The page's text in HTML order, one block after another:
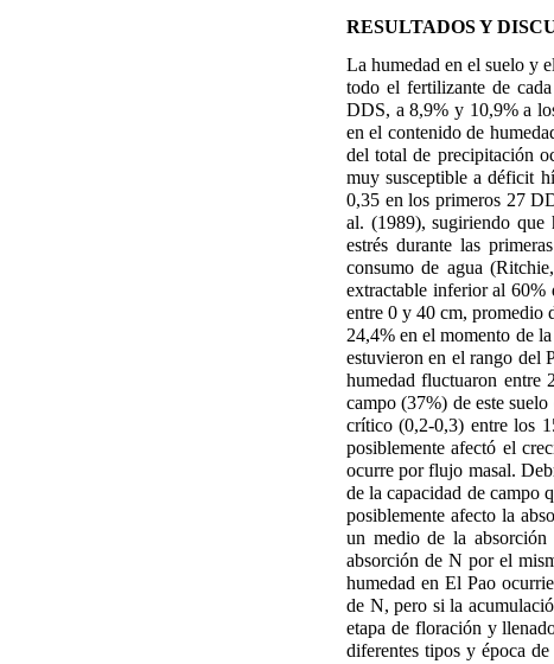
RESULTADOS Y
La humedad en el suelo y
todo el fertilizante de
DDS, a 8,9% y 10,9% a
en el contenido de
del total de precipitación
muy susceptible a déficit
0,35 en los primeros 27
al. (1989), sugiriendo que
estrés durante las
consumo de agua
extractable inferior al 60%
entre 0 y 40 cm, promedio
24,4% en el momento de
estuvieron en el rango del
humedad fluctuaron entre
campo (37%) de este suelo
crítico (0,2-0,3) entre los
posiblemente afectó el
ocurre por flujo masal.
de la capacidad de campo
posiblemente afecto la
un medio de la absorción
absorción de N por el
humedad en El Pao
de N, pero si la
etapa de floración y
diferentes tipos y época